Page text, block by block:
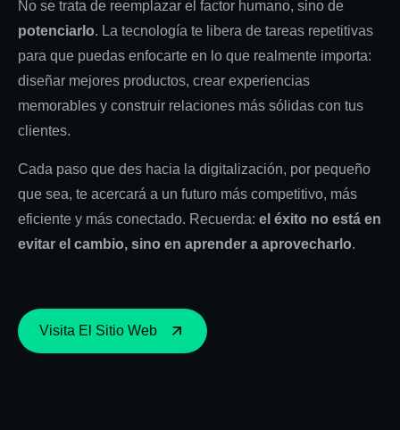
No se trata de reemplazar el factor humano, sino de
potenciarlo. La tecnología te libera de tareas repetitivas
para que puedas enfocarte en lo que realmente importa:
diseñar mejores productos, crear experiencias
memorables y construir relaciones más sólidas con tus
clientes.
Cada paso que des hacia la digitalización, por pequeño
que sea, te acercará a un futuro más competitivo, más
eficiente y más conectado. Recuerda: el éxito no está en
evitar el cambio, sino en aprender a aprovecharlo.
Visita El Sitio Web